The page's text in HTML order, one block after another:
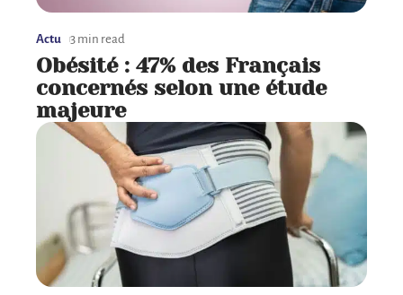
Actu 3 min read
Obésité : 47% des Français
concernés selon une étude
majeure